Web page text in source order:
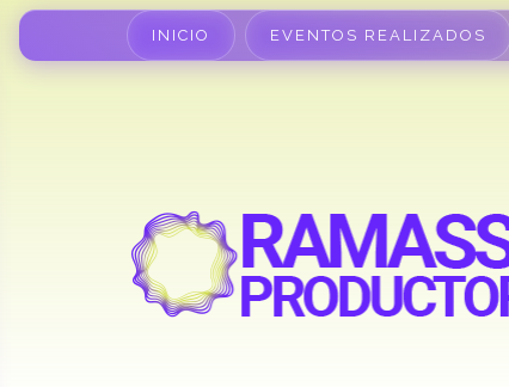
INICIO EVENTOS REALIZADOS